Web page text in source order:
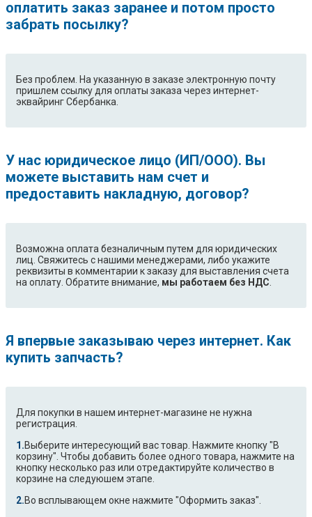
оплатить заказ заранее и потом просто
забрать посылку?
Без проблем. На указанную в заказе электронную почту
пришлем ссылку для оплаты заказа через интернет-
эквайринг Сбербанка.
У нас юридическое лицо (ИП/ООО). Вы
можете выставить нам счет и
предоставить накладную, договор?
Возможна оплата безналичным путем для юридических
лиц. Свяжитесь с нашими менеджерами, либо укажите
реквизиты в комментарии к заказу для выставления счета
на оплату. Обратите внимание, мы работаем без НДС
Я впервые заказываю через интернет. Как
купить запчасть?
Для покупки в нашем интернет-магазине не нужна
регистрация.
Выберите интересующий вас товар. Нажмите кнопку "В
корзину". Чтобы добавить более одного товара, нажмите на
кнопку несколько раз или отредактируйте количество в
корзине на следуюшем этапе.
Во всплывающем окне нажмите "Оформить заказ".